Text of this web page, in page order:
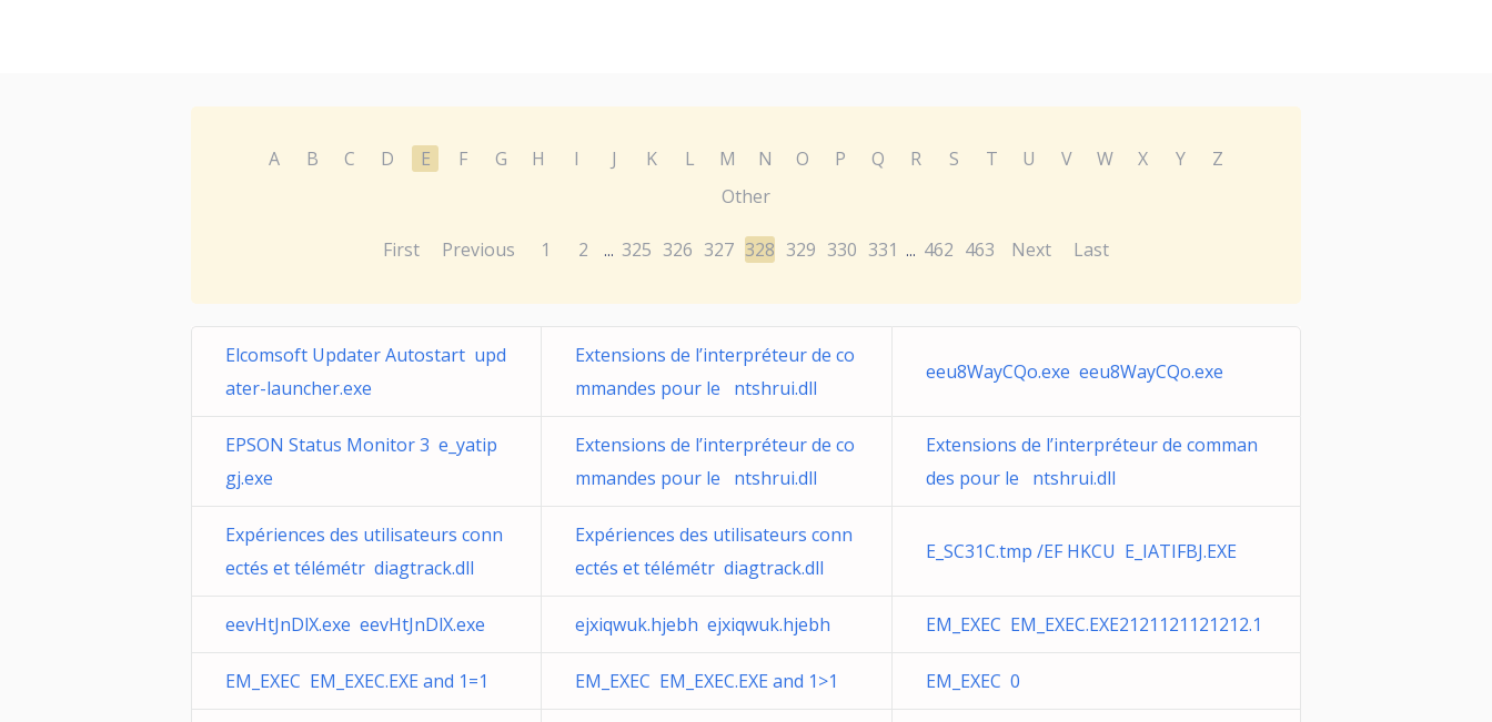
A B C D E F G H I J K L M N O P Q R S T U V W X Y
Z
Other
First Previous 1 2 ... 325 326 327 328 329 330 331 ... 462 463 Next Last
Elcomsoft Updater Autostart upd
ater-launcher.exe
Extensions de l’interpréteur de co
mmandes pour le ntshrui.dll
eeu8WayCQo.exe eeu8WayCQo.exe
EPSON Status Monitor 3 e_yatip
gj.exe
Extensions de l’interpréteur de co
mmandes pour le ntshrui.dll
Extensions de l’interpréteur de comman
des pour le ntshrui.dll
Expériences des utilisateurs conn
ectés et télémétr diagtrack.dll
Expériences des utilisateurs conn
ectés et télémétr diagtrack.dll
E_SC31C.tmp /EF HKCU E_IATIFBJ.EXE
eevHtJnDlX.exe eevHtJnDlX.exe ejxiqwuk.hjebh ejxiqwuk.hjebh EM_EXEC EM_EXEC.EXE2121121121212.1
EM_EXEC EM_EXEC.EXE and 1=1 EM_EXEC EM_EXEC.EXE and 1>1 EM_EXEC 0